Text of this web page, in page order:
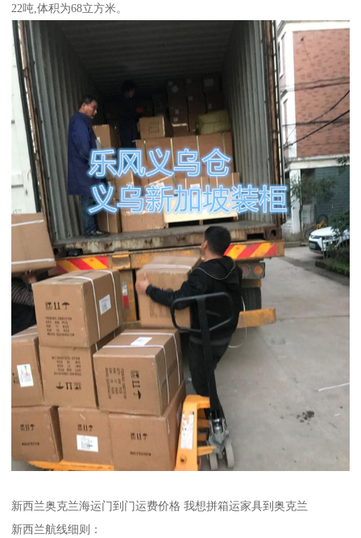
22吨,体积为68立方米。
新西兰奥克兰海运门到门运费价格 我想拼箱运家具到奥克兰
新西兰航线细则：